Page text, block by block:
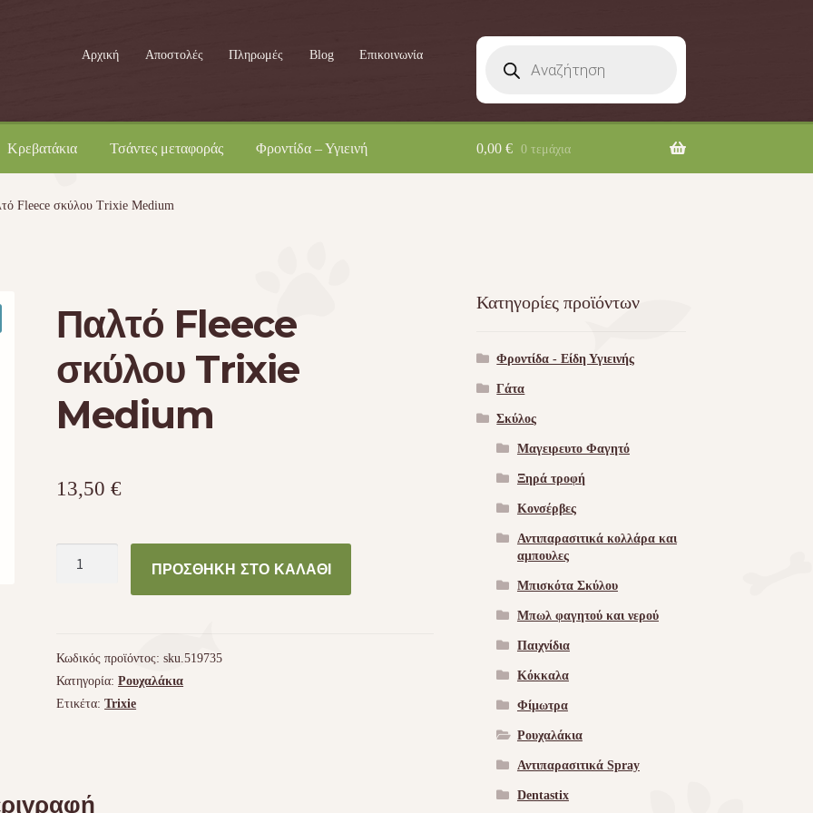
Αρχική Αποστολές Πληρωμές Blog Επικοινωνία
search
Κρεβατάκια Τσάντες μεταφοράς Φροντίδα – Υγιεινή 0,00 € 0 τεμάχια
Fleece σκύλου Trixie Medium
Παλτό Fleece
σκύλου Trixie
Medium
13,50€
ποσότητα
ΠΡΟΣΘΉΚΗ ΣΤΟ ΚΑΛΆΘΙ
Κωδικός προϊόντος:sku.519735
Κατηγορία:Ρουχαλάκια
Ετικέτα:Trixie
Κατηγορίες προϊόντων
Φροντίδα - Είδη Υγιεινής
Γάτα
Σκύλος
Μαγειρευτο Φαγητό
Ξηρά τροφή
Κονσέρβες
Αντιπαρασιτικά κολλάρα και
αμπουλες
Μπισκότα Σκύλου
Μπωλ φαγητού και νερού
Παιχνίδια
Κόκκαλα
Φίμωτρα
Ρουχαλάκια
Αντιπαρασιτικά Spray
Dentastix